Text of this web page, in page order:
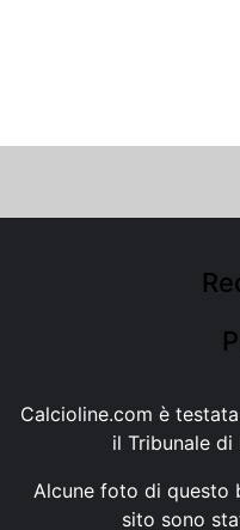
Calcioline.com è
il Tribunale di
Alcune foto di questo
sito sono